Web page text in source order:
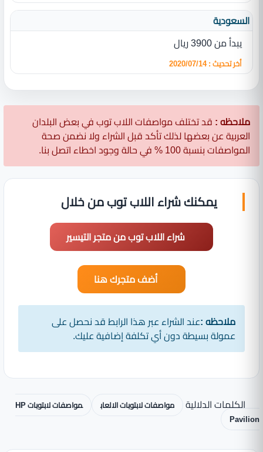
السعودية
يبدأ من 3900 ريال
أخر تحديث : 2020/07/14
ملاحظه : قد تختلف مواصفات اللاب توب في بعض البلدان
العربية عن بعضها لذلك تأكد قبل الشراء ولا نضمن صحة
المواصفات بنسبة 100 % في حالة وجود اخطاء اتصل بنا.
يمكنك شراء اللاب توب من خلال
شراء اللاب توب من متجر التيسير
أضف متجرك هنا
ملاحظه :عند الشراء عبر هذا الرابط قد نحصل على
عمولة بسيطة دون أي تكلفة إضافية عليك.
الكلمات الدلالية مواصفات لابتوبات الالعاب
مواصفات لابتوبات HP
Pavilion